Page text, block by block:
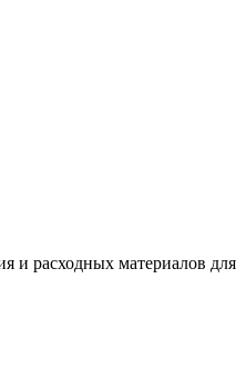
расходных материалов